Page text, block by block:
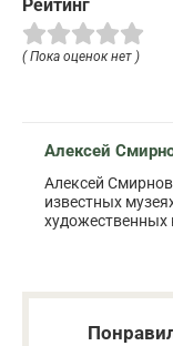
Рейтинг
( Пока оценок нет )
Алексей
Алексей
известных
художественных